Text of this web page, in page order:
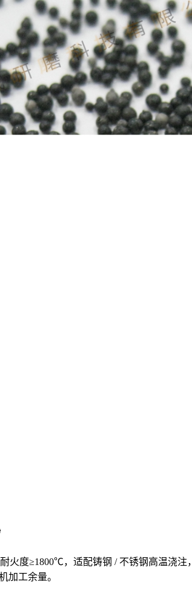
耐火度≥1800℃，适配铸钢 / 不锈钢高温浇注
加工余量。